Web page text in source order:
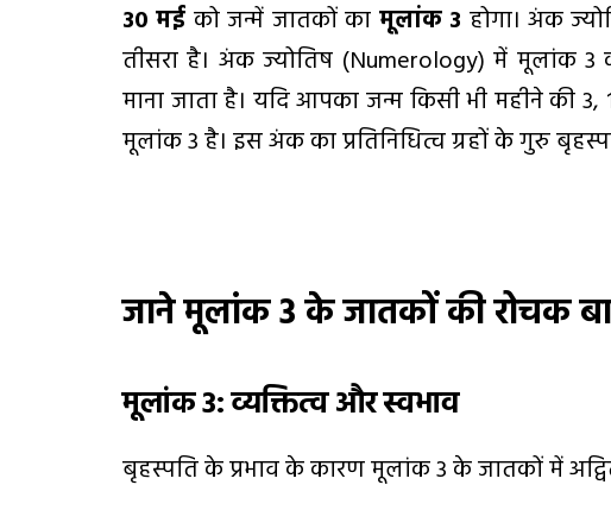
30 मई को जन्में जातकों का मूलांक 3 होगा। अंक
तीसरा है। अंक ज्योतिष (Numerology) में मूलांक 3
माना जाता है। यदि आपका जन्म किसी भी महीने की
मूलांक 3 है। इस अंक का प्रतिनिधित्व ग्रहों के गुरु
जाने मूलांक3के जातकों की रोचक
मूलांक3:व्यक्तित्व और स्वभाव
बृहस्पति के प्रभाव के कारण मूलांक 3 के जातकों में